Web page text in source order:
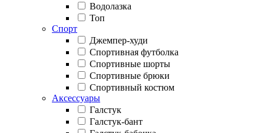
Водолазка
Топ
Спорт
Джемпер-худи
Спортивная футболка
Спортивные шорты
Спортивные брюки
Спортивный костюм
Аксессуары
Галстук
Галстук-бант